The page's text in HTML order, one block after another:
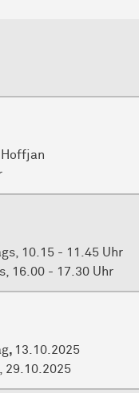
Hoffjan
10.15 - 11.45 Uhr
16.00 - 17.30 Uhr
, 13.10.2025
29.10.2025